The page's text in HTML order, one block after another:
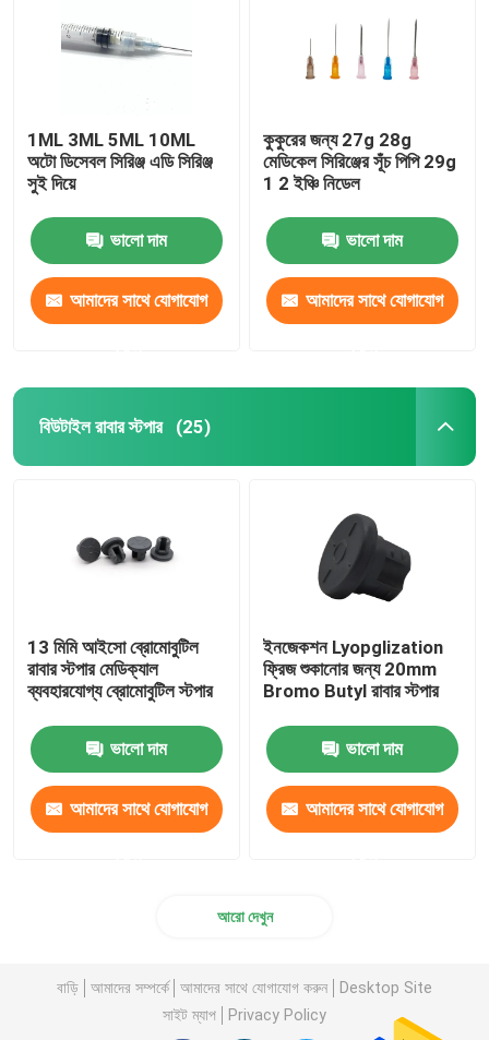
1ML 3ML 5ML 10ML
অটো ডিসেবল সিরিঞ্জ এডি সিরিঞ্জ
সুই দিয়ে
ভালো দাম
আমাদের সাথে যোগাযোগ
কুকুরের জন্য 27g 28g
মেডিকেল সিরিঞ্জের সূঁচ পিপি 29g
1 2 ইঞ্চি নিডেল
ভালো দাম
আমাদের সাথে যোগাযোগ
বিউটাইল রাবার স্টপার (25)
13 মিমি আইসো ব্রোমোবুটিল
রাবার স্টপার মেডিক্যাল
ব্যবহারযোগ্য ব্রোমোবুটিল স্টপার
ভালো দাম
আমাদের সাথে যোগাযোগ
ইনজেকশন Lyopglization
ফ্রিজ শুকানোর জন্য 20mm
Bromo Butyl রাবার স্টপার
ভালো দাম
আমাদের সাথে যোগাযোগ
আরো দেখুন
বাড়ি আমাদের সম্পর্কে আমাদের সাথে যোগাযোগ করুন
Desktop Site
সাইট ম্যাপ
Privacy Policy